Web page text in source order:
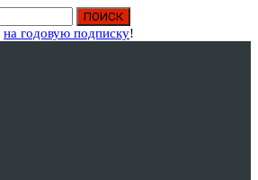
на годовую подписку!